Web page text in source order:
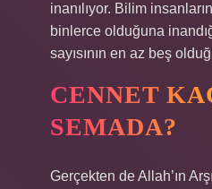
inanılıyor. Bilim
binlerce olduğuna
sayısının en az beş
CENNET
SEMADA?
Gerçekten de Allah’ın